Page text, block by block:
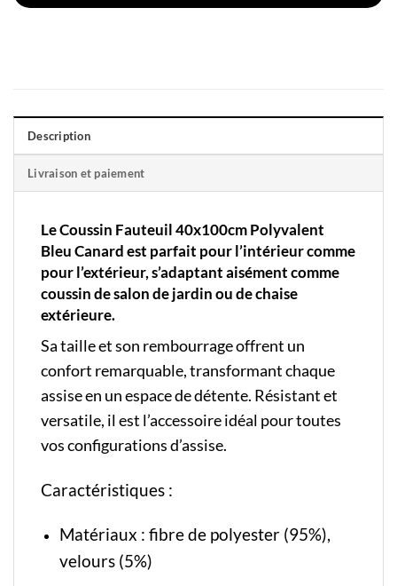
Description
Livraison et paiement
Le Coussin Fauteuil 40x100cm Polyvalent
Bleu Canard est parfait pour l’intérieur comme
pour l’extérieur, s’adaptant aisément comme
coussin de salon de jardin ou de chaise
extérieure.
Sa taille et son rembourrage offrent un
confort remarquable, transformant chaque
assise en un espace de détente. Résistant et
versatile, il est l’accessoire idéal pour toutes
vos configurations d’assise.
Caractéristiques :
Matériaux : fibre de polyester (95%),
velours (5%)